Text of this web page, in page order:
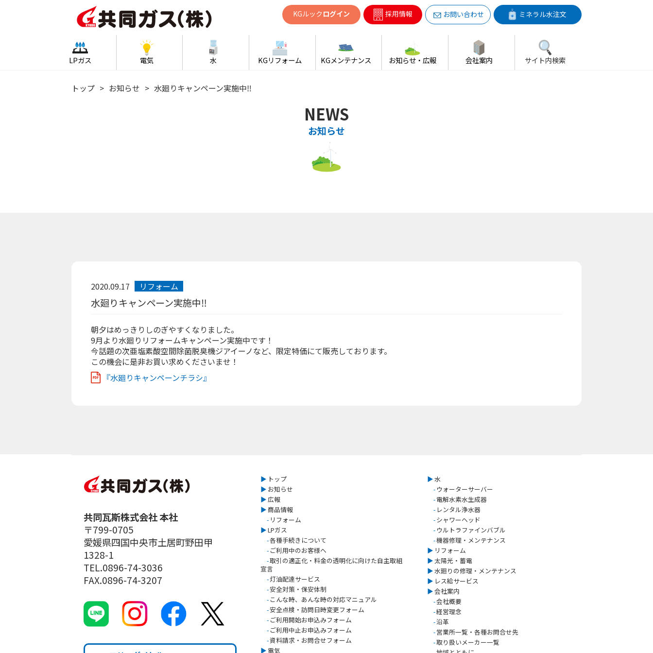
KGルック ログイン 採用情報 お問い合わせ ミネラル水注文
LPガス 電気 水 KGリフォーム KGメンテナンス お知らせ・広報 会社案内 サイト内検索
トップ お知らせ 水廻りキャンペーン実施中‼
NEWS
お知らせ
2020.09.17 リフォーム
水廻りキャンペーン実施中‼
朝夕はめっきりしのぎやすくなりました。
9月より水廻りリフォームキャンペーン実施中です！
今話題の次亜塩素酸空間除菌脱臭機ジアイーノなど、限定特価にて販売しております。
この機会に是非お買い求めくださいませ！
『水廻りキャンペーンチラシ』
共同瓦斯株式会社 本社
〒799-0705
愛媛県四国中央市土居町野田甲
1328-1
TEL.0896-74-3036
FAX.0896-74-3207
▶︎ トップ
▶︎ お知らせ
▶︎広報
▶︎ 商品情報
- リフォーム
▶︎LPガス
-各種手続きについて
- ご利用中のお客様へ
-取引の適正化・料金の透明化に向けた自主取組
宣言
-灯油配達サービス
-安全対策・保安体制
- こんな時、あんな時の対応マニュアル
-安全点検・訪問日時変更フォーム
- ご利用開始お申込みフォーム
- ご利用中止お申込みフォーム
-資料請求・お問合せフォーム
▶︎ 電気
▶︎水
- ウォーターサーバー
-電解水素水生成器
- レンタル浄水器
-シャワーヘッド
- ウルトラファインバブル
-機器修理・メンテナンス
▶︎ リフォーム
▶︎太陽光・蓄電
▶︎水廻りの修理・メンテナンス
▶︎ レス給サービス
▶︎会社案内
-会社概要
-経営理念
-沿革
-営業所一覧・各種お問合せ先
-取り扱いメーカー一覧